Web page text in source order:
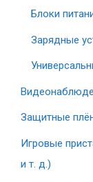
Блоки
Зарядные
Защитные
Игровые
и т. д.)